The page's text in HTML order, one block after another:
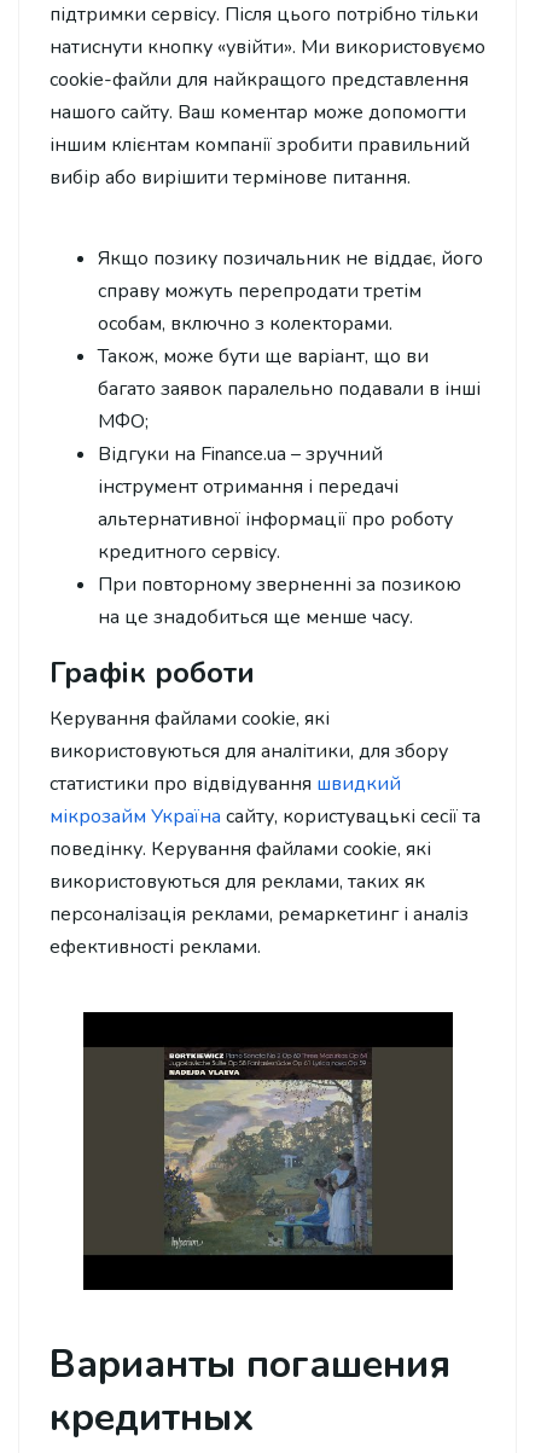
підтримки сервісу. Після цього потрібно тільки
натиснути кнопку «увійти». Ми використовуємо
cookie-файли для найкращого представлення
нашого сайту. Ваш коментар може допомогти
іншим клієнтам компанії зробити правильний
вибір або вирішити термінове питання.
Якщо позику позичальник не віддає, його
справу можуть перепродати третім
особам, включно з колекторами.
Також, може бути ще варіант, що ви
багато заявок паралельно подавали в інші
МФО;
Відгуки на Finance.ua – зручний
інструмент отримання і передачі
альтернативної інформації про роботу
кредитного сервісу.
При повторному зверненні за позикою
на це знадобиться ще менше часу.
Графік роботи
Керування файлами cookie, які
використовуються для аналітики, для збору
статистики про відвідування швидкий
мікрозайм Україна сайту, користувацькі сесії та
поведінку. Керування файлами cookie, які
використовуються для реклами, таких як
персоналізація реклами, ремаркетинг і аналіз
ефективності реклами.
Варианты погашения
кредитных